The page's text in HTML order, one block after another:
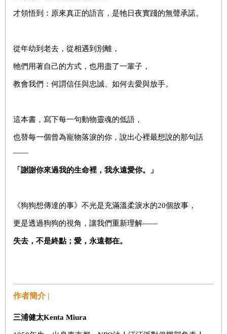
才領悟到：原來真正的語言，是牠日夜實踐的無聲承諾。
從年幼到老去，從相遇到別離，
牠們用著自己的方式，也用盡了一輩子，
教會我們：何謂信任與忠誠、如何去愛與放手。
這本書，寫下每一句動物靈魂的低語，
也替每一個曾為寵物落淚的你，說出心裡最想說的那句話
——
「謝謝你來過我的生命裡，我永遠愛你。」
《狗狗想傳達的事》不光是充滿溫柔淚水的20個故事，
更是透過狗狗的視角，讓我們重新理解——
失去，不是終點；愛，永遠都在。
作者簡介 |
三浦健太Kenta Miura